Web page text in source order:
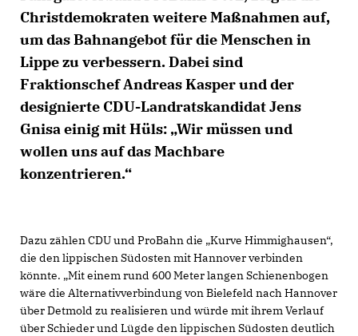
Christdemokraten weitere Maßnahmen auf,
um das Bahnangebot für die Menschen in
Lippe zu verbessern. Dabei sind
Fraktionschef Andreas Kasper und der
designierte CDU-Landratskandidat Jens
Gnisa einig mit Hüls: „Wir müssen und
wollen uns auf das Machbare
konzentrieren.“
Dazu zählen CDU und ProBahn die „Kurve Himmighausen“,
die den lippischen Südosten mit Hannover verbinden
könnte. „Mit einem rund 600 Meter langen Schienenbogen
wäre die Alternativverbindung von Bielefeld nach Hannover
über Detmold zu realisieren und würde mit ihrem Verlauf
über Schieder und Lügde den lippischen Südosten deutlich